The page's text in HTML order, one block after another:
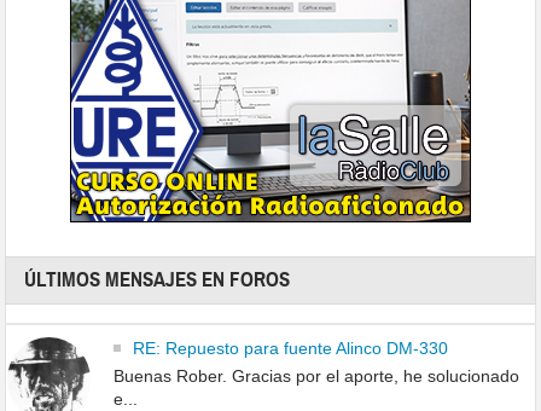
ÚLTIMOS MENSAJES EN FOROS
RE: Repuesto para fuente Alinco DM-330
Buenas Rober. Gracias por el aporte, he solucionado
e...